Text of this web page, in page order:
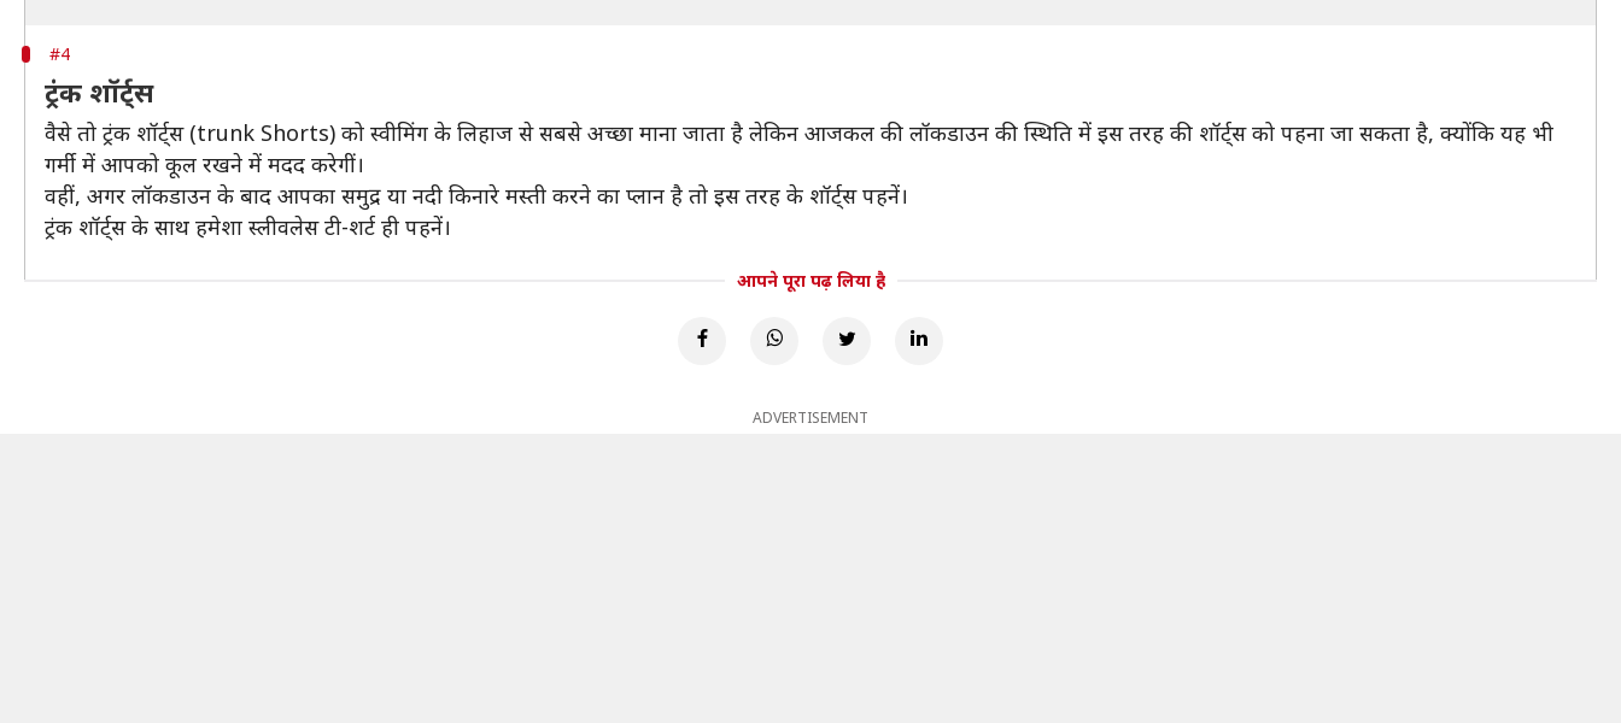
#4
ट्रंक शॉर्ट्स
वैसे तो ट्रंक शॉर्ट्स (trunk Shorts) को स्वीमिंग के लिहाज से सबसे अच्छा माना जाता है लेकिन आजकल की लॉकडाउन की स्थिति में इस तरह की शॉर्ट्स को पहना जा सकता है, क्योंकि यह भी
गर्मी में आपको कूल रखने में मदद करेगीं।
वहीं, अगर लॉकडाउन के बाद आपका समुद्र या नदी किनारे मस्ती करने का प्लान है तो इस तरह के शॉर्ट्स पहनें।
ट्रंक शॉर्ट्स के साथ हमेशा स्लीवलेस टी-शर्ट ही पहनें।
आपने पूरा पढ़ लिया है
ADVERTISEMENT